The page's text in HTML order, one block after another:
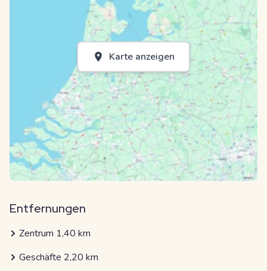
Karte anzeigen
Entfernungen
Zentrum 1,40 km
Geschäfte 2,20 km